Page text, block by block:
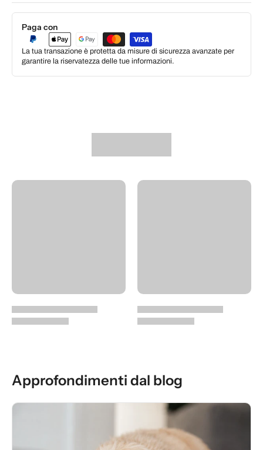
Paga con
La tua transazione è protetta da misure di sicurezza avanzate per
garantire la riservatezza delle tue informazioni.
Approfondimenti dal blog